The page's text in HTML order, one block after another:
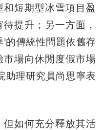
短期型冰雪項目盈
提升；另一方面，
的傳統性問題依舊存
場向休閒度假市場
助理研究員尚思寧表
如何充分釋放其活